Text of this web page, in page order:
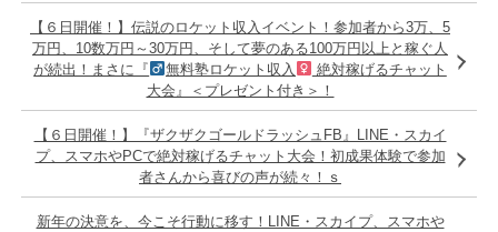
【６日開催！】伝説のロケット収入イベント！参加者から3万、5
万円、10数万円～30万円、そして夢のある100万円以上と稼ぐ人
が続出！まさに『
無料塾ロケット収入
絶対稼げるチャット
大会』＜プレゼント付き＞！
【６日開催！】『ザクザクゴールドラッシュFB』LINE・スカイ
プ、スマホやPCで絶対稼げるチャット大会！初成果体験で参加
者さんから喜びの声が続々！ｓ
新年の決意を、今こそ行動に移す！LINE・スカイプ、スマホや